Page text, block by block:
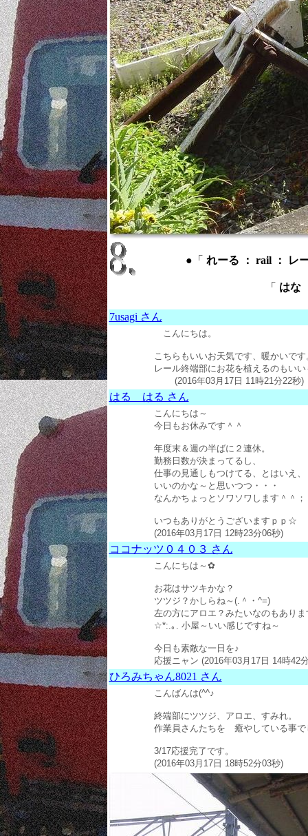
●「 れーる ： rail ： レ
「 はな
7usagi さん
こんにちは。
こちらもいいお天気です、暖かいです
レール終端部にお花を植えるのもい
(2016年03月17日 11時21分22秒)
はる はる さん
こんにちは～
今日もお休みです＾＾
年度末＆週の半ばに２連休。
勤務日数が決まってるし、
仕事の見通しもつけてる、とはいえ、
いいのかな～と思いつつ・・・
なんかちょっとソワソワします＾＾；
いつもありがとうございますｐｐ☆
(2016年03月17日 12時23分06秒)
ココナッツ０４０３ さん
こんにちは～✿
お花はサツキかな？
ツツジ？かしらね～(.＾・^=)
左の方にアロエ？みたいなのもありま
☆*:.｡. 小屋～いい感じですね～
今日も素敵な一日を♪
応援ニャン (2016年03月17日 14時42
ひろみちゃん8021 さん
こんばんは(^^♪
終端部にツツジ、アロエ、すみれ。
作業員さんたちを 癒やしている事で
3/17応援完了です。
(2016年03月17日 18時52分03秒)